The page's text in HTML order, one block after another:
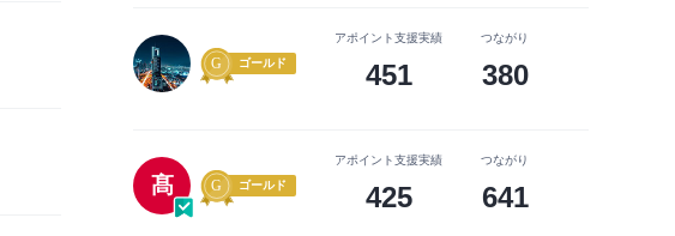
ゴールド
アポイント支援実績
451
つながり
380
髙 ゴールド
アポイント支援実績
425
つながり
641